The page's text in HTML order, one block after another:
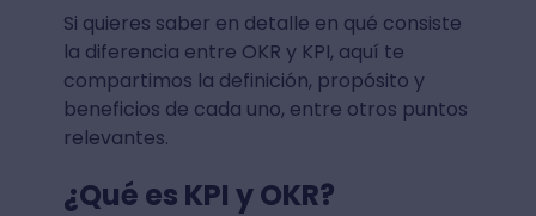
Si quieres saber en detalle en qué consiste
la diferencia entre OKR y KPI, aquí te
compartimos la definición, propósito y
beneficios de cada uno, entre otros puntos
relevantes.
¿Qué es KPI y OKR?